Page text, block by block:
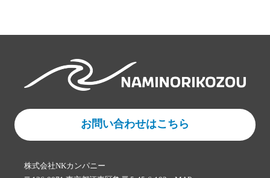
お問い合わせはこちら
株式会社NKカンパニー